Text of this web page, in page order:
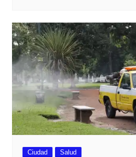
Ciudad Salud